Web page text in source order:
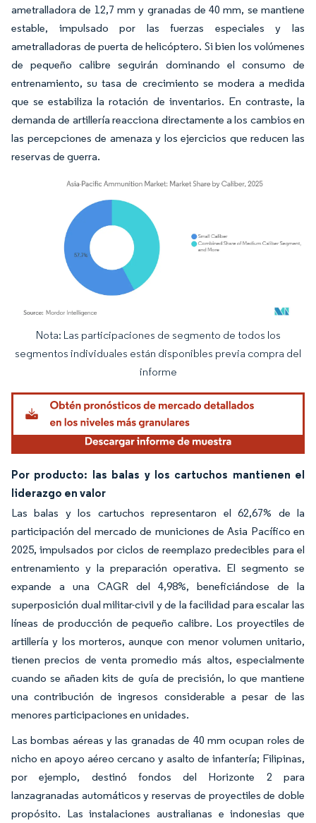
ametralladora de 12,7 mm y granadas de 40 mm, se mantiene
estable, impulsado por las fuerzas especiales y las
ametralladoras de puerta de helicóptero. Si bien los volúmenes
de pequeño calibre seguirán dominando el consumo de
entrenamiento, su tasa de crecimiento se modera a medida
que se estabiliza la rotación de inventarios. En contraste, la
demanda de artillería reacciona directamente a los cambios en
las percepciones de amenaza y los ejercicios que reducen las
reservas de guerra.
Imagen © Mordor Intelligence. El uso requiere atribución según CC BY 4.0.
Nota: Las participaciones de segmento de todos los
segmentos individuales están disponibles previa compra del
informe
Por producto: las balas y los cartuchos mantienen el
liderazgo en valor
Las balas y los cartuchos representaron el 62,67% de la
participación del mercado de municiones de Asia Pacífico en
2025, impulsados por ciclos de reemplazo predecibles para el
entrenamiento y la preparación operativa. El segmento se
expande a una CAGR del 4,98%, beneficiándose de la
superposición dual militar-civil y de la facilidad para escalar las
líneas de producción de pequeño calibre. Los proyectiles de
artillería y los morteros, aunque con menor volumen unitario,
tienen precios de venta promedio más altos, especialmente
cuando se añaden kits de guía de precisión, lo que mantiene
una contribución de ingresos considerable a pesar de las
menores participaciones en unidades.
Las bombas aéreas y las granadas de 40 mm ocupan roles de
nicho en apoyo aéreo cercano y asalto de infantería; Filipinas,
por ejemplo, destinó fondos del Horizonte 2 para
lanzagranadas automáticos y reservas de proyectiles de doble
propósito. Las instalaciones australianas e indonesias que